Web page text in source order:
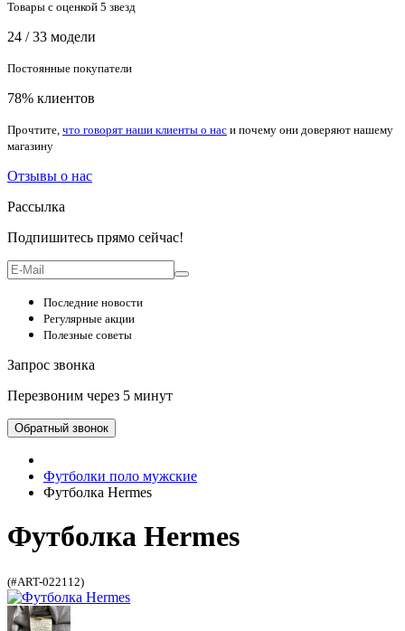
24 / 33 модели
Постоянные покупатели
78% клиентов
Прочтите,что говорят наши клиенты о нас
Отзывы о нас
Рассылка
Подпишитесь прямо сейчас!
Последние новости
Полезные советы
Запрос звонка
Перезвоним через 5 минут
Обратный звонок
(#ART-022112)